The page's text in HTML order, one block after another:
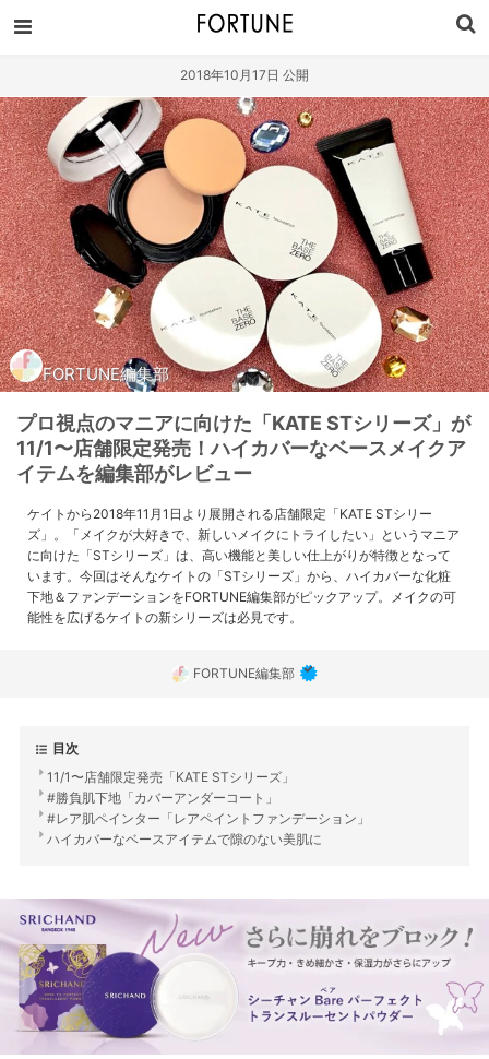
2018年10月17日 公開
FORTUNE編集部
プロ視点のマニアに向けた「KATE STシリーズ」が
11/1〜店舗限定発売！ハイカバーなベースメイクア
イテムを編集部がレビュー
ケイトから2018年11月1日より展開される店舗限定「KATE STシリー
ズ」。「メイクが大好きで、新しいメイクにトライしたい」というマニア
に向けた「STシリーズ」は、高い機能と美しい仕上がりが特徴となって
います。今回はそんなケイトの「STシリーズ」から、ハイカバーな化粧
下地＆ファンデーションをFORTUNE編集部がピックアップ。メイクの可
能性を広げるケイトの新シリーズは必見です。
FORTUNE編集部
目次
11/1〜店舗限定発売「KATE STシリーズ」
#勝負肌下地「カバーアンダーコート」
#レア肌ペインター「レアペイントファンデーション」
ハイカバーなベースアイテムで隙のない美肌に